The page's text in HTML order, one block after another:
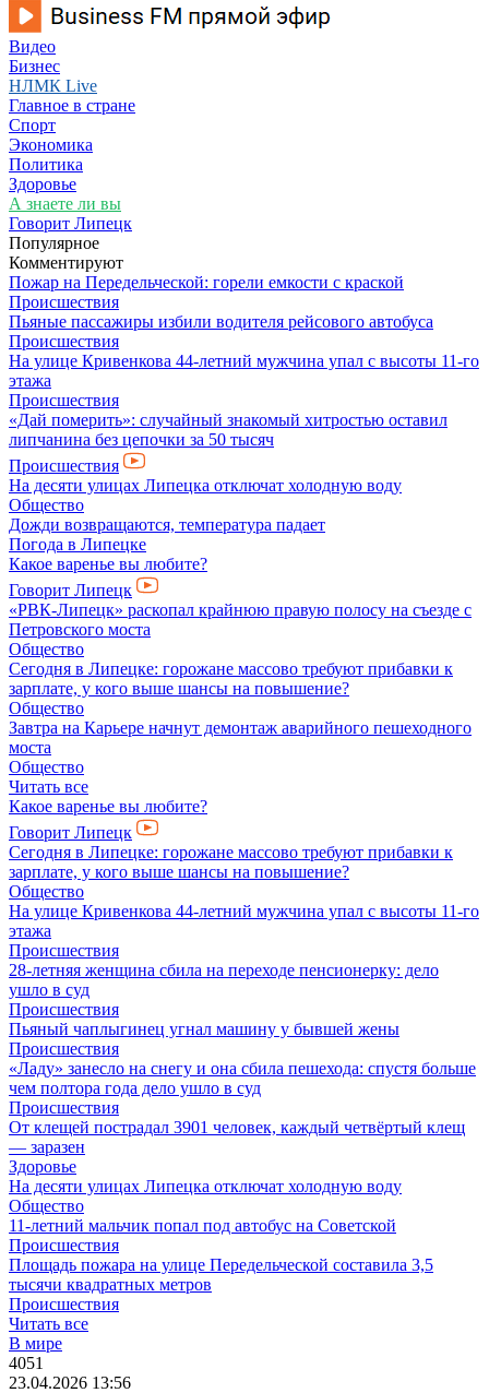
Видео
Бизнес
НЛМК Live
Главное в стране
Спорт
Экономика
Политика
Здоровье
А знаете ли вы
Говорит Липецк
Популярное
Комментируют
Пожар на Передельческой: горели емкости с краской
Происшествия
Пьяные пассажиры избили водителя рейсового автобуса
Происшествия
На улице Кривенкова 44-летний мужчина упал с высоты 11-го
этажа
Происшествия
«Дай померить»: случайный знакомый хитростью оставил
липчанина без цепочки за 50 тысяч
Происшествия
На десяти улицах Липецка отключат холодную воду
Общество
Дожди возвращаются, температура падает
Погода в Липецке
Какое варенье вы любите?
Говорит Липецк
«РВК-Липецк» раскопал крайнюю правую полосу на съезде с
Петровского моста
Общество
Сегодня в Липецке: горожане массово требуют прибавки к
зарплате, у кого выше шансы на повышение?
Общество
Завтра на Карьере начнут демонтаж аварийного пешеходного
моста
Общество
Читать все
Какое варенье вы любите?
Говорит Липецк
Сегодня в Липецке: горожане массово требуют прибавки к
зарплате, у кого выше шансы на повышение?
Общество
На улице Кривенкова 44-летний мужчина упал с высоты 11-го
этажа
Происшествия
28-летняя женщина сбила на переходе пенсионерку: дело
ушло в суд
Происшествия
Пьяный чаплыгинец угнал машину у бывшей жены
Происшествия
«Ладу» занесло на снегу и она сбила пешехода: спустя больше
чем полтора года дело ушло в суд
Происшествия
От клещей пострадал 3901 человек, каждый четвёртый клещ
— заразен
Здоровье
На десяти улицах Липецка отключат холодную воду
Общество
11-летний мальчик попал под автобус на Советcкой
Происшествия
Площадь пожара на улице Передельческой составила 3,5
тысячи квадратных метров
Происшествия
Читать все
В мире
4051
23.04.2026 13:56